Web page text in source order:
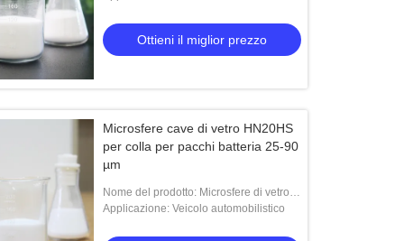
Ottieni il miglior prezzo
Microsfere cave di vetro HN20HS
per colla per pacchi batteria 25-90
µm
Nome del prodotto: Microsfere di vetro
HN20HS
Applicazione: Veicolo automobilistico